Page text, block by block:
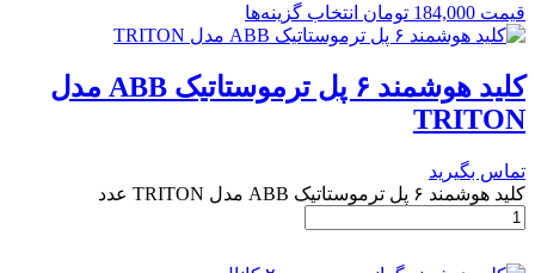
قیمت 184,000 تومان انتخاب گزینه‌ها
کلید هوشمند ۶ پل ترموستاتیک ABB مدل
TRITON
تماس بگیرید
کلید هوشمند ۶ پل ترموستاتیک ABB مدل TRITON عدد